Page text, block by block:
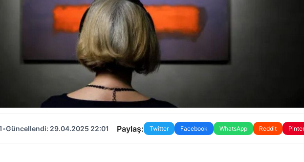
•Güncellendi: 29.04.2025 22:01 Paylaş: Twitter Facebook WhatsApp Reddit